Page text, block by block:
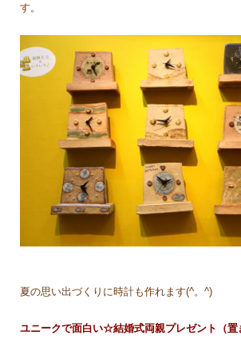
す。
夏の思い出づくりに時計も作れます(^。^)
ユニークで面白い☆結婚式両親プレゼント（置